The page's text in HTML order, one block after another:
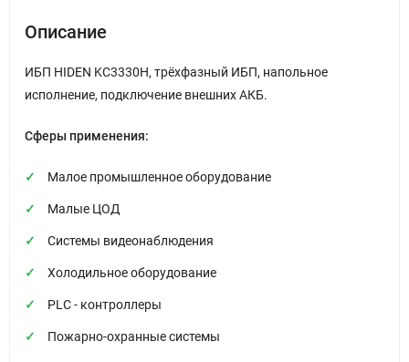
Описание
ИБП HIDEN KC3330H, трёхфазный ИБП, напольное
исполнение, подключение внешних АКБ.
Сферы применения:
Малое промышленное оборудование
Малые ЦОД
Системы видеонаблюдения
Холодильное оборудование
PLC - контроллеры
Пожарно-охранные системы